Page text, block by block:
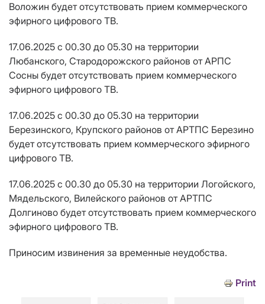
Воложин будет отсутствовать прием коммерческого
эфирного цифрового ТВ.
17.06.2025 с 00.30 до 05.30 на территории
Любанского, Стародорожского районов от АРПС
Сосны будет отсутствовать прием коммерческого
эфирного цифрового ТВ.
17.06.2025 с 00.30 до 05.30 на территории
Березинского, Крупского районов от АРТПС Березино
будет отсутствовать прием коммерческого эфирного
цифрового ТВ.
17.06.2025 с 00.30 до 05.30 на территории Логойского,
Мядельского, Вилейского районов от АРТПС
Долгиново будет отсутствовать прием коммерческого
эфирного цифрового ТВ.
Приносим извинения за временные неудобства.
Print